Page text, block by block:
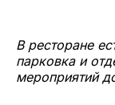
В ресторане
парковка и
мероприятий